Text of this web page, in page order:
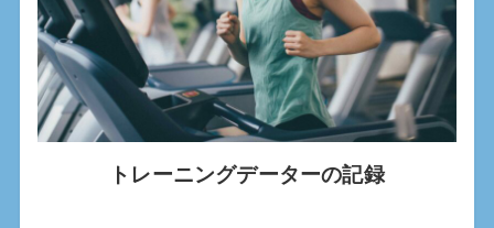
トレーニングデーターの記録